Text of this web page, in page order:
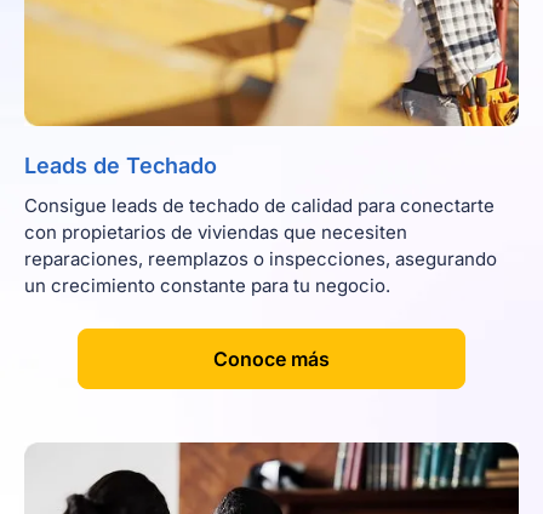
Leads de Techado
Consigue leads de techado de calidad para conectarte
con propietarios de viviendas que necesiten
reparaciones, reemplazos o inspecciones, asegurando
un crecimiento constante para tu negocio.
[
Conoce más]